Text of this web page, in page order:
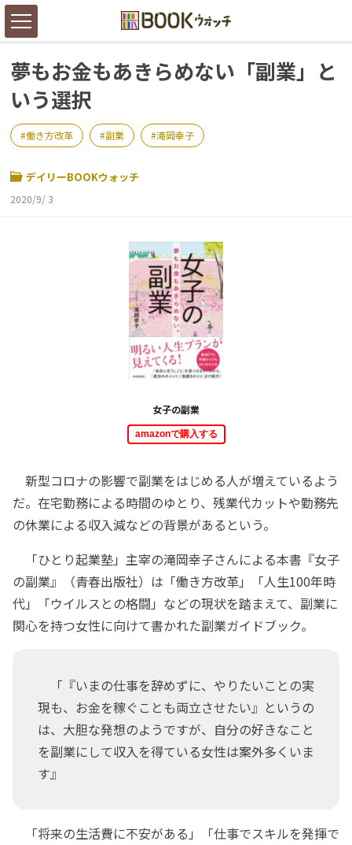
夢もお金もあきらめない「副業」と
いう選択
働き方改革 副業 滝岡幸子
デイリーBOOKウォッチ
2020/9/ 3
女子の副業
amazonで購入する
新型コロナの影響で副業をはじめる人が増えているよう
だ。在宅勤務による時間のゆとり、残業代カットや勤務先
の休業による収入減などの背景があるという。
「ひとり起業塾」主宰の滝岡幸子さんによる本書『女子
の副業』（青春出版社）は「働き方改革」「人生100年時
代」「ウイルスとの格闘」などの現状を踏まえて、副業に
関心を持つ女性に向けて書かれた副業ガイドブック。
「『いまの仕事を辞めずに、やりたいことの実
現も、お金を稼ぐことも両立させたい』というの
は、大胆な発想のようですが、自分の好きなこと
を副業にして収入を得ている女性は案外多くいま
す』
「将来の生活費に不安がある」「仕事でスキルを発揮で